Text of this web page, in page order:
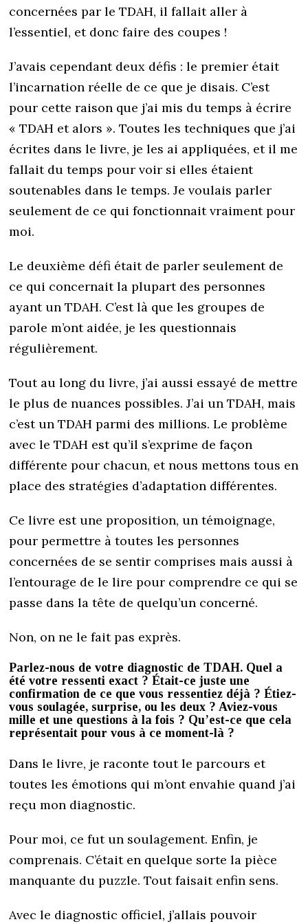
concernées par le TDAH, il fallait aller à
l’essentiel, et donc faire des coupes !
J’avais cependant deux défis : le premier était
l’incarnation réelle de ce que je disais. C’est
pour cette raison que j’ai mis du temps à écrire
« TDAH et alors ». Toutes les techniques que j’ai
écrites dans le livre, je les ai appliquées, et il me
fallait du temps pour voir si elles étaient
soutenables dans le temps. Je voulais parler
seulement de ce qui fonctionnait vraiment pour
moi.
Le deuxième défi était de parler seulement de
ce qui concernait la plupart des personnes
ayant un TDAH. C’est là que les groupes de
parole m’ont aidée, je les questionnais
régulièrement.
Tout au long du livre, j’ai aussi essayé de mettre
le plus de nuances possibles. J’ai un TDAH, mais
c’est un TDAH parmi des millions. Le problème
avec le TDAH est qu’il s’exprime de façon
différente pour chacun, et nous mettons tous en
place des stratégies d’adaptation différentes.
Ce livre est une proposition, un témoignage,
pour permettre à toutes les personnes
concernées de se sentir comprises mais aussi à
l’entourage de le lire pour comprendre ce qui se
passe dans la tête de quelqu’un concerné.
Non, on ne le fait pas exprès.
Parlez-nous de votre diagnostic de TDAH. Quel a
été votre ressenti exact ? Était-ce juste une
confirmation de ce que vous ressentiez déjà ? Étiez-
vous soulagée, surprise, ou les deux ? Aviez-vous
mille et une questions à la fois ? Qu’est-ce que cela
représentait pour vous à ce moment-là ?
Dans le livre, je raconte tout le parcours et
toutes les émotions qui m’ont envahie quand j’ai
reçu mon diagnostic.
Pour moi, ce fut un soulagement. Enfin, je
comprenais. C’était en quelque sorte la pièce
manquante du puzzle. Tout faisait enfin sens.
Avec le diagnostic officiel, j’allais pouvoir